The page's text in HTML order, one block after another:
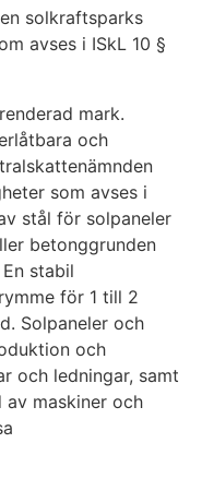
solkraftsparks
avses i ISkL 10 §
mark.
och
som avses i
stål för solpaneler
betonggrunden
stabil
för 1 till 2
Solpaneler och
och
och ledningar, samt
maskiner och